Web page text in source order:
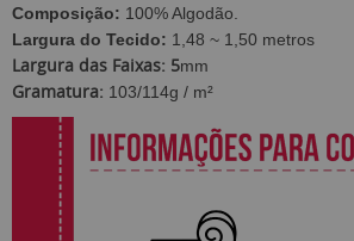
Composição: 100% Algodão.
Largura do Tecido: 1,48 ~ 1,50 metros
Largura das Faixas: 5mm
Gramatura: 103/114g / m²